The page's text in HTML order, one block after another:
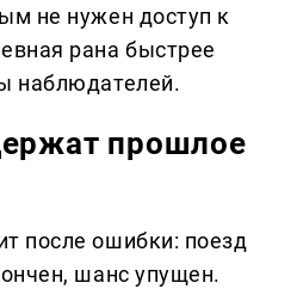
не нужен доступ к
рана быстрее
наблюдателей.
прошлое
после ошибки: поезд
шанс упущен.